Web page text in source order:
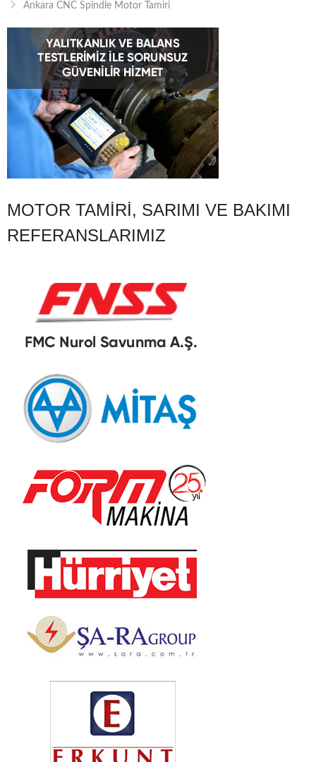
Ankara CNC Spindle Motor Tamiri
MOTOR TAMIRI, SARIMI VE BAKIMI
REFERANSLARIMIZ